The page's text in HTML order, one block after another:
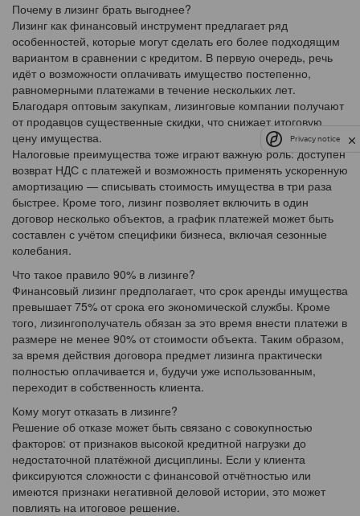
Почему в лизинг брать выгоднее?
Лизинг как финансовый инструмент предлагает ряд
особенностей, которые могут сделать его более подходящим
вариантом в сравнении с кредитом. В первую очередь, речь
идёт о возможности оплачивать имущество постепенно,
равномерными платежами в течение нескольких лет.
Благодаря оптовым закупкам, лизинговые компании получают
от продавцов существенные скидки, что снижает итоговую
цену имущества.
Налоговые преимущества тоже играют важную роль: доступен
возврат НДС с платежей и возможность применять ускоренную
амортизацию — списывать стоимость имущества в три раза
быстрее. Кроме того, лизинг позволяет включить в один
договор несколько объектов, а график платежей может быть
составлен с учётом специфики бизнеса, включая сезонные
колебания.
Что такое правило 90% в лизинге?
Финансовый лизинг предполагает, что срок аренды имущества
превышает 75% от срока его экономической службы. Кроме
того, лизингополучатель обязан за это время внести платежи в
размере не менее 90% от стоимости объекта. Таким образом,
за время действия договора предмет лизинга практически
полностью оплачивается и, будучи уже использованным,
переходит в собственность клиента.
Кому могут отказать в лизинге?
Решение об отказе может быть связано с совокупностью
факторов: от признаков высокой кредитной нагрузки до
недостаточной платёжной дисциплины. Если у клиента
фиксируются сложности с финансовой отчётностью или
имеются признаки негативной деловой истории, это может
повлиять на итоговое решение.
Privacy notice